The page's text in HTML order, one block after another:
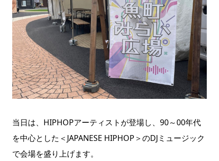
当日は、HIPHOPアーティストが登場し、90～00年代
を中心とした＜JAPANESE HIPHOP＞のDJミュージック
で会場を盛り上げます。